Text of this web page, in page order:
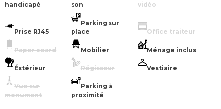
handicapé
son
vidéo
Prise RJ45
Parking sur
place
Office traiteur
Paper board Mobilier Ménage inclus
Éxtérieur Régisseur Vestiaire
Vue sur
monument
Parking à
proximité